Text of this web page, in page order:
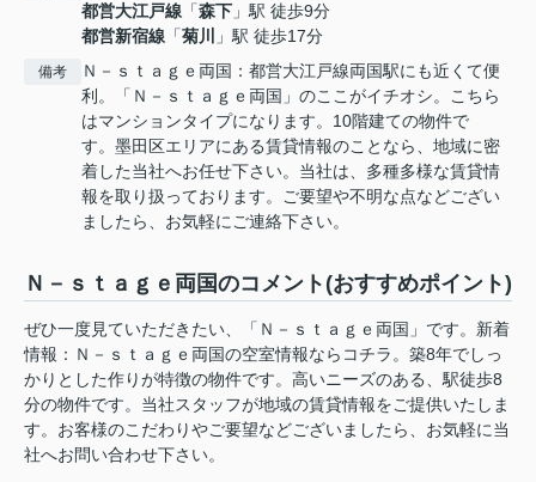
都営大江戸線 「森下 」駅 徒歩9分
都営新宿線 「菊川 」駅 徒歩17分
備考
Ｎ－ｓｔａｇｅ両国：都営大江戸線両国駅にも近くて便
利。「Ｎ－ｓｔａｇｅ両国」のここがイチオシ。こちら
はマンションタイプになります。10階建ての物件で
す。墨田区エリアにある賃貸情報のことなら、地域に密
着した当社へお任せ下さい。当社は、多種多様な賃貸情
報を取り扱っております。ご要望や不明な点などござい
ましたら、お気軽にご連絡下さい。
Ｎ－ｓｔａｇｅ両国のコメント(おすすめポイント)
ぜひ一度見ていただきたい、「Ｎ－ｓｔａｇｅ両国」です。新着
情報：Ｎ－ｓｔａｇｅ両国の空室情報ならコチラ。築8年でしっ
かりとした作りが特徴の物件です。高いニーズのある、駅徒歩8
分の物件です。当社スタッフが地域の賃貸情報をご提供いたしま
す。お客様のこだわりやご要望などございましたら、お気軽に当
社へお問い合わせ下さい。